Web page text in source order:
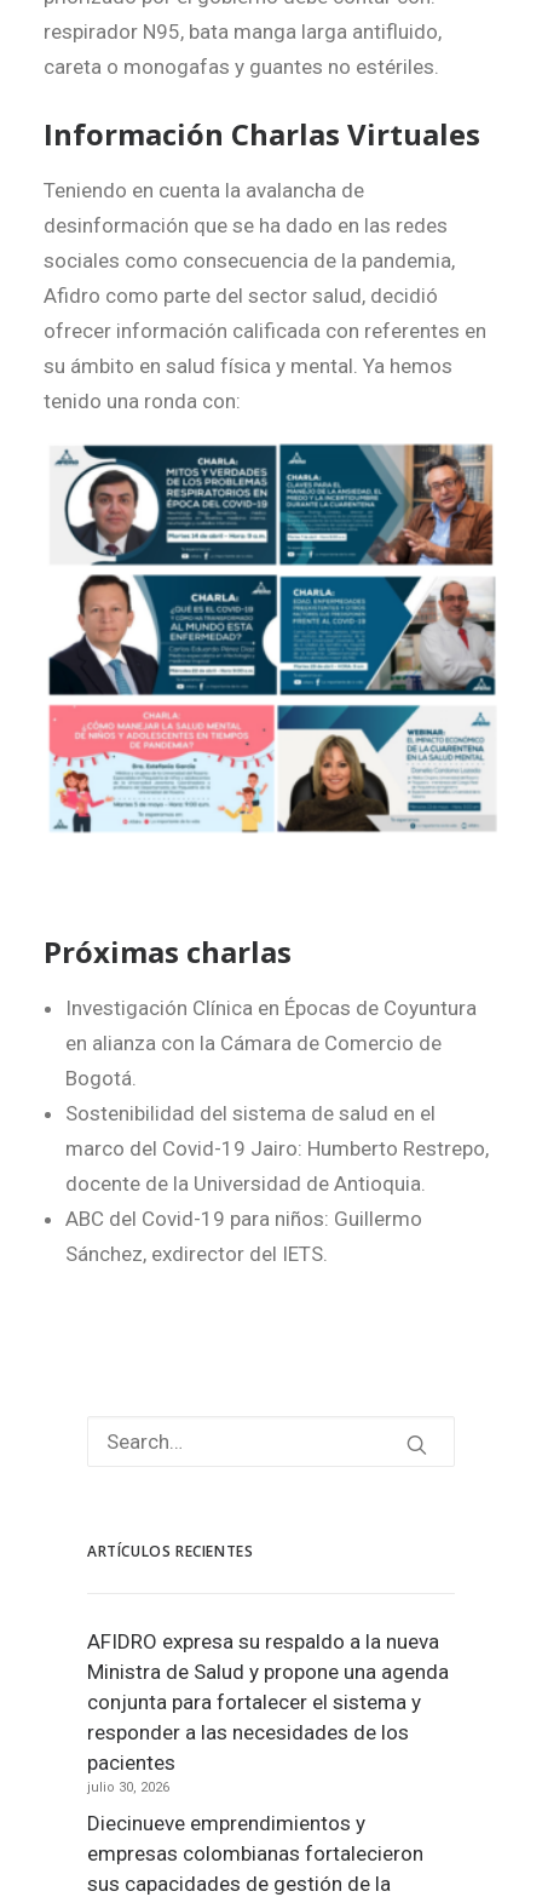
respirador N95, bata manga larga antifluido,
careta o monogafas y guantes no estériles.
Información Charlas Virtuales
Teniendo en cuenta la avalancha de
desinformación que se ha dado en las redes
sociales como consecuencia de la pandemia,
Afidro como parte del sector salud, decidió
ofrecer información calificada con referentes en
su ámbito en salud física y mental. Ya hemos
tenido una ronda con:
Próximas charlas
Investigación Clínica en Épocas de Coyuntura
en alianza con la Cámara de Comercio de
Bogotá.
Sostenibilidad del sistema de salud en el
marco del Covid-19 Jairo: Humberto Restrepo,
docente de la Universidad de Antioquia.
ABC del Covid-19 para niños: Guillermo
Sánchez, exdirector del IETS.
ARTÍCULOS RECIENTES
AFIDRO expresa su respaldo a la nueva
Ministra de Salud y propone una agenda
conjunta para fortalecer el sistema y
responder a las necesidades de los
pacientes
julio 30, 2026
Diecinueve emprendimientos y
empresas colombianas fortalecieron
sus capacidades de gestión de la